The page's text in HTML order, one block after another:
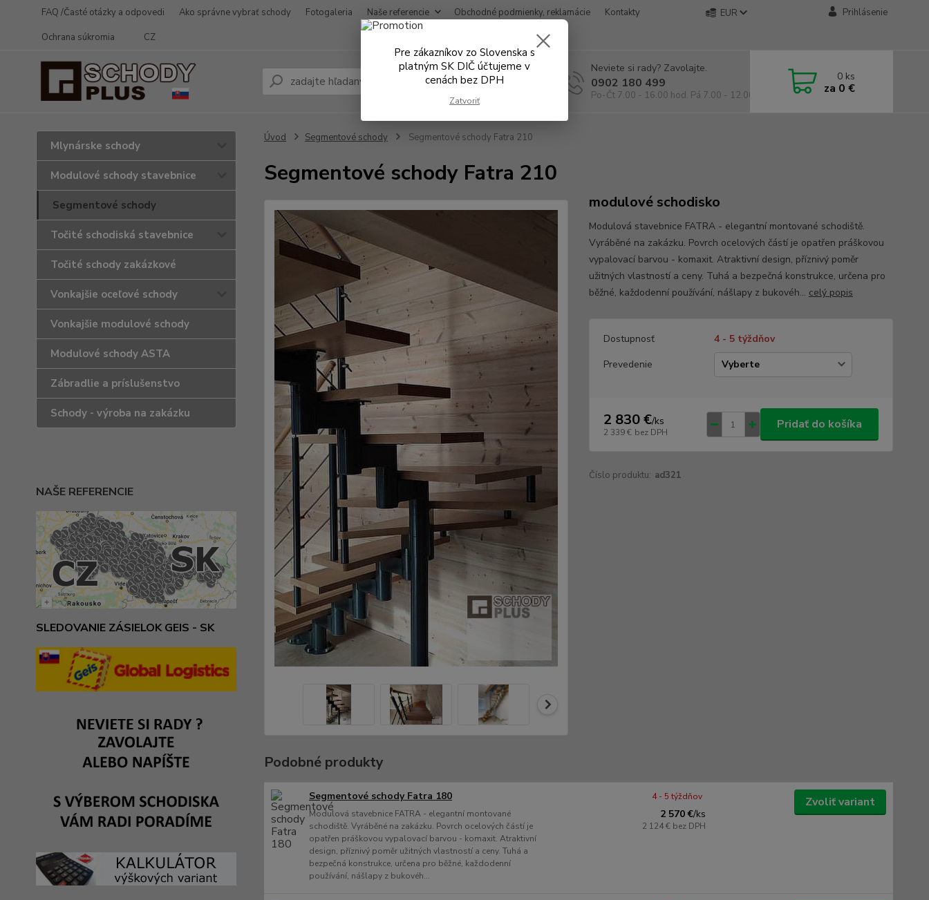
FAQ /Časté otázky a odpovedi Ako správne vybrať schody Fotogaleria Naše referencie Obchodné podmienky, reklamácie
Kontakty
Ochrana súkromia
CZ
EUR Prihlásenie
Hľadať
Neviete si rady? Zavolajte.
0902 180 499
Po-Čt 7.00 - 16.00 hod. Pá 7.00 - 12.00 hod.
0 ks
za 0 €
Mlynárske schody
Modulové schody stavebnice
Segmentové schody
Točité schodiská stavebnice
Točité schody zakázkové
Vonkajšie oceľové schody
Vonkajšie modulové schody
Modulové schody ASTA
Zábradlie a príslušenstvo
Schody - výroba na zakázku
NAŠE REFERENCIE
SLEDOVANIE ZÁSIELOK GEIS - SK
Úvod Segmentové schody Segmentové schody Fatra 210
Segmentové schody Fatra 210
modulové schodisko
Modulová stavebnice FATRA - elegantní montované schodiště.
Vyráběné na zakázku. Povrch ocelových částí je opatřen práškovou
vypalovací barvou - komaxit. Atraktivní design, příznivý poměr
užitných vlastností a ceny. Tuhá a bezpečná konstrukce, určena pro
běžné, každodenní používání, nášlapy z bukovéh... celý popis
Dostupnosť
4 - 5 týždňov
Prevedenie
2 830 €/ks
2 339 € bez DPH
Pridať do košíka
Číslo produktu: ad321
Podobné produkty
Segmentové schody Fatra 180
Modulová stavebnice FATRA - elegantní montované
schodiště. Vyráběné na zakázku. Povrch ocelových částí je
opatřen práškovou vypalovací barvou - komaxit. Atraktivní
design, příznivý poměr užitných vlastností a ceny. Tuhá a
bezpečná konstrukce, určena pro běžné, každodenní
používání, nášlapy z bukovéh...
2 570 €/ks
2 124 € bez DPH
4 - 5 týždňov Zvoliť variant
Pre zákazníkov zo Slovenska s
platným SK DIČ účtujeme v
cenách bez DPH
Zatvoriť